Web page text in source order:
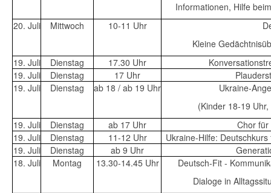
Informationen, Hilfe
20. Juli
Mittwoch 10-11 Uhr
Kleine
19. Juli
Dienstag 17.30 Uhr
19. Juli
Dienstag 17 Uhr
19. Juli
Dienstag ab 18 / ab 19 Uhr
Ukraine-
(Kinder 18-19
19. Juli
Dienstag ab 17 Uhr
Chor für
19. Juli
Dienstag 11-12 Uhr
Ukraine-Hilfe:
19. Juli
Dienstag ab 9 Uhr
18. Juli
Montag 13.30-14.45 Uhr
Deutsch-Fit -
Dialoge in